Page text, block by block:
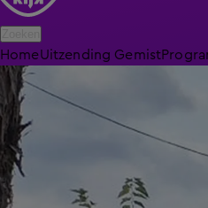
HomeUitzending Gemist